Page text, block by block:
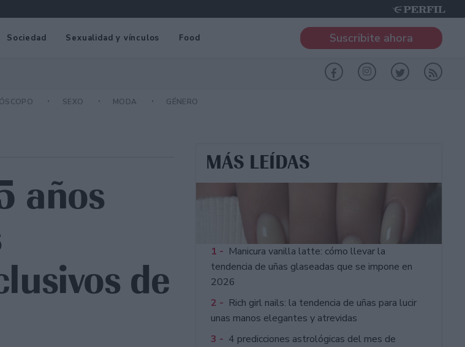
Sociedad Sexualidad y vínculos Food Suscribite ahora
SEXO MODA GÉNERO
años
de
MÁS LEÍDAS
1 - Manicura vanilla latte: cómo llevar la
tendencia de uñas glaseadas que se impone en
2026
2 - Rich girl nails: la tendencia de uñas para lucir
unas manos elegantes y atrevidas
3 - 4 predicciones astrológicas del mes de